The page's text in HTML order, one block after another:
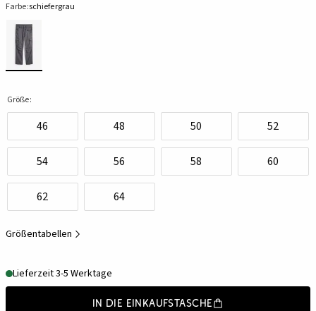
Farbe:schiefergrau
Größe:
46 48 50 52
54 56 58 60
62 64
Größentabellen
Lieferzeit 3-5 Werktage
In die Einkaufstasche